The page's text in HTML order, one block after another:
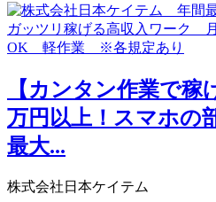
【カンタン作業で稼
万円以上！スマホの
最大...
株式会社日本ケイテム